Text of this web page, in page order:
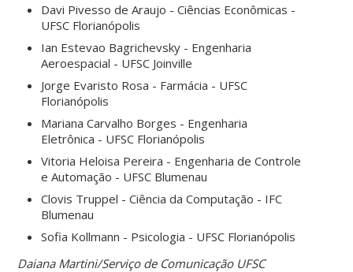
Davi Pivesso de Araujo - Ciências Econômicas -
UFSC Florianópolis
Ian Estevao Bagrichevsky - Engenharia
Aeroespacial - UFSC Joinville
Jorge Evaristo Rosa - Farmácia - UFSC
Florianópolis
Mariana Carvalho Borges - Engenharia
Eletrônica - UFSC Florianópolis
Vitoria Heloisa Pereira - Engenharia de Controle
e Automação - UFSC Blumenau
Clovis Truppel - Ciência da Computação - IFC
Blumenau
Sofia Kollmann - Psicologia - UFSC Florianópolis
Daiana Martini/Serviço de Comunicação UFSC